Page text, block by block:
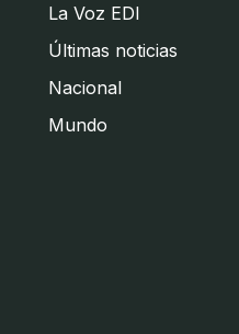
La Voz EDI
Últimas noticias
Nacional
Mundo